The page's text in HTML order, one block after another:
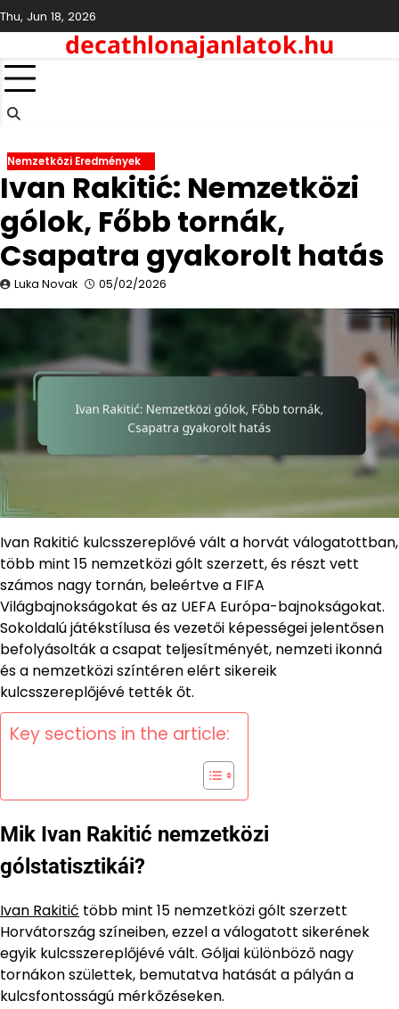
Skip
to
Thu, Jun 18, 2026
decathlonajanlatok.hu
Nemzetközi Eredmények
Ivan Rakitić: Nemzetközi
gólok, Főbb tornák,
Csapatra gyakorolt hatás
Luka Novak 05/02/2026
Ivan Rakitić kulcsszereplővé vált a horvát válogatottban,
több mint 15 nemzetközi gólt szerzett, és részt vett
számos nagy tornán, beleértve a FIFA
Világbajnokságokat és az UEFA Európa-bajnokságokat.
Sokoldalú játékstílusa és vezetői képességei jelentősen
befolyásolták a csapat teljesítményét, nemzeti ikonná
és a nemzetközi színtéren elért sikereik
kulcsszereplőjévé tették őt.
Key sections in the article:
Mik Ivan Rakitić nemzetközi
gólstatisztikái?
Ivan Rakitić több mint 15 nemzetközi gólt szerzett
Horvátország színeiben, ezzel a válogatott sikerének
egyik kulcsszereplőjévé vált. Góljai különböző nagy
tornákon születtek, bemutatva hatását a pályán a
kulcsfontosságú mérkőzéseken.